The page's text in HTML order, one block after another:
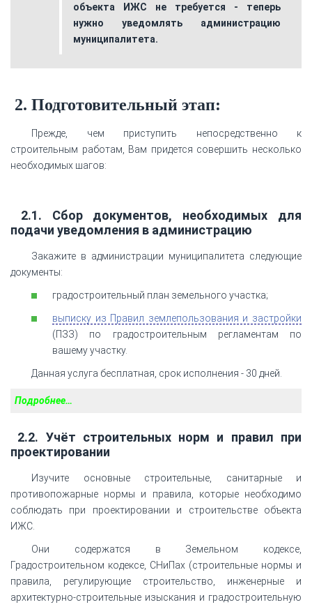
объекта ИЖС не требуется - теперь
нужно уведомлять администрацию
муниципалитета.
2. Подготовительный этап:
Прежде, чем приступить непосредственно к
строительным работам, Вам придется совершить несколько
необходимых шагов:
2.1. Сбор документов, необходимых для
подачи уведомления в администрацию
Закажите в администрации муниципалитета следующие
документы:
градостроительный план земельного участка;
выписку из Правил землепользования и застройки
(ПЗЗ) по градостроительным регламентам по
вашему участку.
Данная услуга бесплатная, срок исполнения - 30 дней.
Подробнее…
2.2. Учёт строительных норм и правил при
проектировании
Изучите основные строительные, санитарные и
противопожарные нормы и правила, которые необходимо
соблюдать при проектировании и строительстве объекта
ИЖС.
Они содержатся в Земельном кодексе,
Градостроительном кодексе, СНиПах (строительные нормы и
правила, регулирующие строительство, инженерные и
архитектурно-строительные изыскания и градостроительную